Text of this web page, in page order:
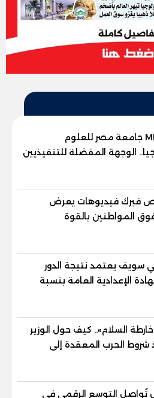
برنامج MBA جامعة مصر للعلوم
الوجهة المفضلة للتنفيذيين
لصناعة قادة
فبرك فيديوهات يعرض
المواطنين بالقوة
سويف يعتمد نتيجة الدور
الإعدادية العامة بنسبة
السلام».. كيف حول الوزير
الحرب المعقدة إلى
للانسحاب والإعمار؟
تُواصل التوسع الرقمي في